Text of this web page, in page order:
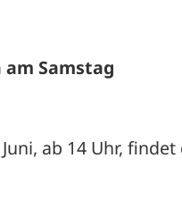
Samstag
ab 14 Uhr,